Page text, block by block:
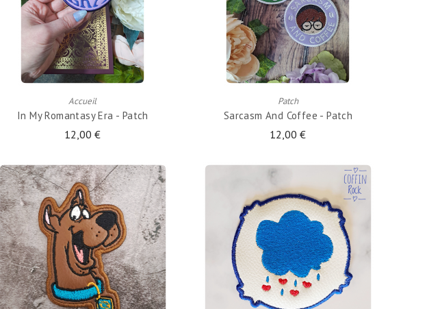
Accueil
In My Romantasy Era - Patch
12,00 €
AJOUTER AU PANIER
Patch
Sarcasm And Coffee - Patch
12,00 €
AJOUTER AU PANIER